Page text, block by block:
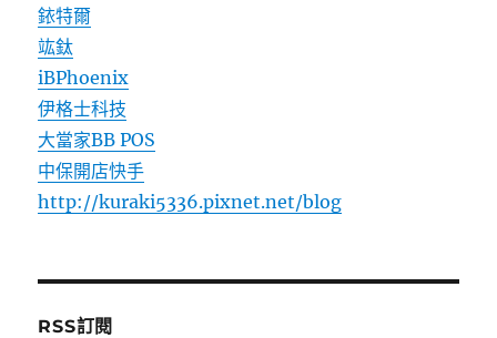
銥特爾
竑鈦
iBPhoenix
伊格士科技
大當家BB POS
中保開店快手
http://kuraki5336.pixnet.net/blog
RSS訂閱